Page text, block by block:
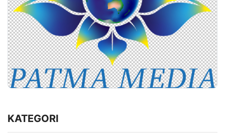
KATEGORI